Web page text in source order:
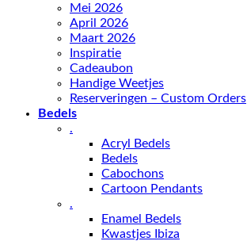
Mei 2026
April 2026
Maart 2026
Inspiratie
Cadeaubon
Handige Weetjes
Reserveringen – Custom Orders
Bedels
.
Acryl Bedels
Bedels
Cabochons
Cartoon Pendants
.
Enamel Bedels
Kwastjes Ibiza